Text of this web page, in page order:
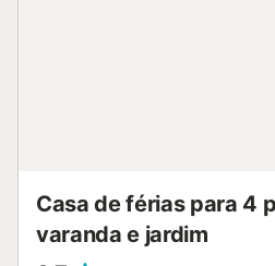
Casa de férias para 4
varanda e jardim